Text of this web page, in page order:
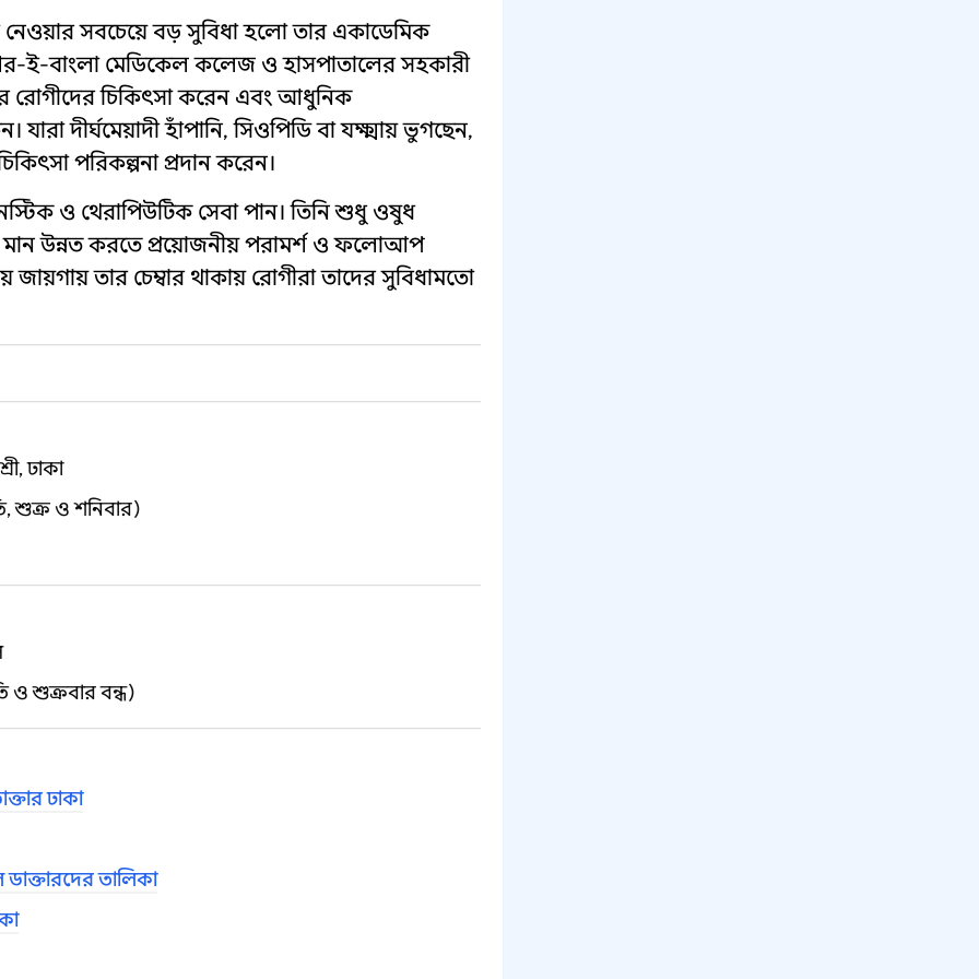
নেওয়ার সবচেয়ে বড় সুবিধা হলো তার একাডেমিক
ই-বাংলা মেডিকেল কলেজ ও হাসপাতালের সহকারী
রোগীদের চিকিৎসা করেন এবং আধুনিক
দীর্ঘমেয়াদী হাঁপানি, সিওপিডি বা যক্ষ্মায় ভুগছেন,
পরিকল্পনা প্রদান করেন।
ও থেরাপিউটিক সেবা পান। তিনি শুধু ওষুধ
মান উন্নত করতে প্রয়োজনীয় পরামর্শ ও ফলোআপ
তার চেম্বার থাকায় রোগীরা তাদের সুবিধামতো
ঢাকা
শুক্র ও শনিবার)
ও শুক্রবার বন্ধ)
ঢাকা
তালিকা